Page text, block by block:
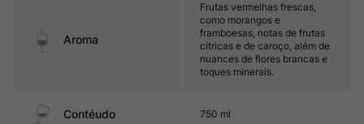
Aroma
Frutas vermelhas frescas,
como morangos e
framboesas, notas de frutas
cítricas e de caroço, além de
nuances de flores brancas e
toques minerais.
Contéudo 750 ml